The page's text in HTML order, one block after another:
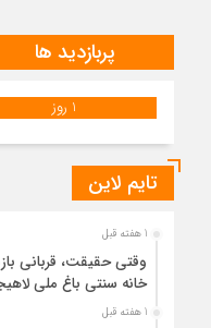
پربازدید ها
1 روز
تایم لاین
1 هفته قبل
وقتی حقیقت، قربانی
خانه سنتی باغ ملی
1 هفته قبل